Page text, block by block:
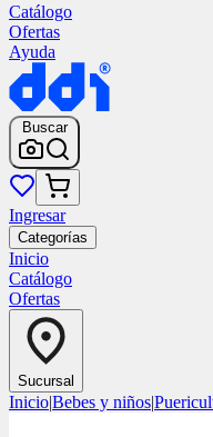
Catálogo
Ofertas
Ayuda
Buscar
Ingresar
Categorías
Inicio
Catálogo
Ofertas
Sucursal
Inicio|Bebes y niños|